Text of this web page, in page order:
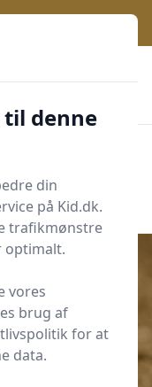
måling
denne
din
på Kid.dk.
trafikmønstre
optimalt.
vores
brug af
for at
data.